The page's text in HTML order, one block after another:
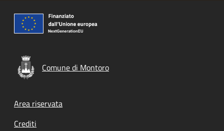
Comune di Montoro
Footer menu
Area riservata
Crediti